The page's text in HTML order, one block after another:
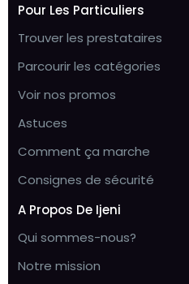
Pour Les Particuliers
Trouver les prestataires
Parcourir les catégories
Voir nos promos
Astuces
Comment ça marche
Consignes de sécurité
A Propos De Ijeni
Qui sommes-nous?
Notre mission